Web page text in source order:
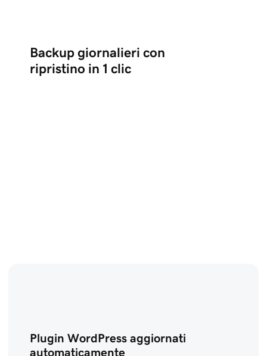
Backup giornalieri con
ripristino in 1 clic
Plugin WordPress aggiornati
automaticamente